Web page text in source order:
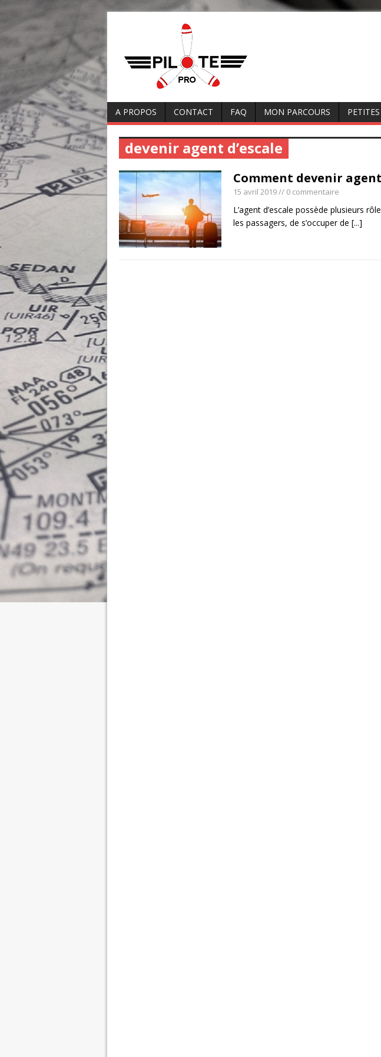
A PROPOS CONTACT FAQ MON PARCOURS
devenir agent d’escale
Comment devenir agent
15 avril 2019// 0 commentaire
L’agent d’escale possède plusieurs
les passagers, de s’occuper de [...]